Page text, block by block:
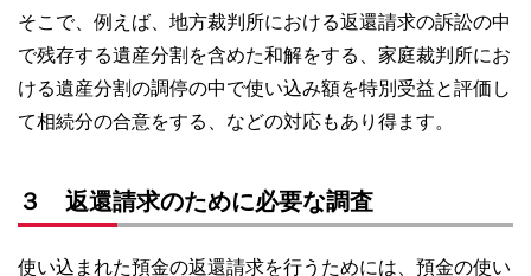
そこで、例えば、地方裁判所における返還請求の訴訟の中
で残存する遺産分割を含めた和解をする、家庭裁判所にお
ける遺産分割の調停の中で使い込み額を特別受益と評価し
て相続分の合意をする、などの対応もあり得ます。
３ 返還請求のために必要な調査
使い込まれた預金の返還請求を行うためには、預金の使い